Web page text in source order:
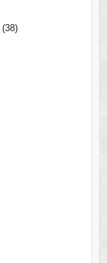
(38)